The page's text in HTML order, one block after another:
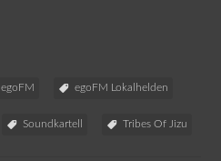
egoFM egoFM Lokalhelden
Soundkartell Tribes Of Jizu